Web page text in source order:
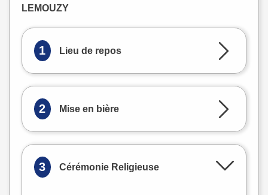
LEMOUZY
1 Lieu de repos
2 Mise en bière
3 Cérémonie Religieuse